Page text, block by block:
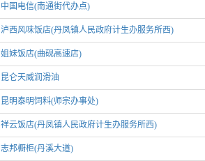
中国电信(南通街代办点)
泸西风味饭店(丹凤镇人民政府计生办服务所西)
姐妹饭店(曲砚高速店)
昆仑天威润滑油
昆明泰明饲料(师宗办事处)
祥云饭店(丹凤镇人民政府计生办服务所西)
志邦橱柜(丹溪大道)